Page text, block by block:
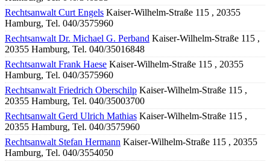
Rechtsanwalt Curt Engels Kaiser-Wilhelm-Straße 115 , 20355
Hamburg, Tel. 040/3575960
Rechtsanwalt Dr. Michael G. Perband Kaiser-Wilhelm-Straße 115 ,
20355 Hamburg, Tel. 040/35016848
Rechtsanwalt Frank Haese Kaiser-Wilhelm-Straße 115 , 20355
Hamburg, Tel. 040/3575960
Rechtsanwalt Friedrich Oberschilp Kaiser-Wilhelm-Straße 115 ,
20355 Hamburg, Tel. 040/35003700
Rechtsanwalt Gerd Ulrich Mathias Kaiser-Wilhelm-Straße 115 ,
20355 Hamburg, Tel. 040/3575960
Rechtsanwalt Stefan Hermann Kaiser-Wilhelm-Straße 115 , 20355
Hamburg, Tel. 040/3554050